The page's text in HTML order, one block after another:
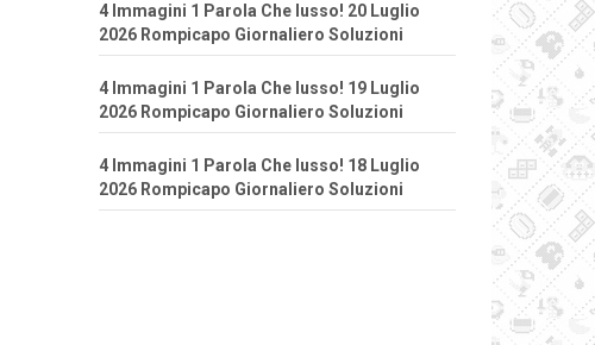
4 Immagini 1 Parola Che lusso! 20 Luglio
2026 Rompicapo Giornaliero Soluzioni
4 Immagini 1 Parola Che lusso! 19 Luglio
2026 Rompicapo Giornaliero Soluzioni
4 Immagini 1 Parola Che lusso! 18 Luglio
2026 Rompicapo Giornaliero Soluzioni